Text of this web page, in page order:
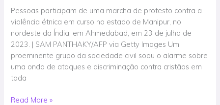
Pessoas participam de uma marcha de protesto contra a
violência étnica em curso no estado de Manipur, no
nordeste da Índia, em Ahmedabad, em 23 de julho de
2023. | SAM PANTHAKY/AFP via Getty Images Um
proeminente grupo da sociedade civil soou o alarme sobre
uma onda de ataques e discriminação contra cristãos em
toda
ataques
antes
eleições
Notícia
Read More »